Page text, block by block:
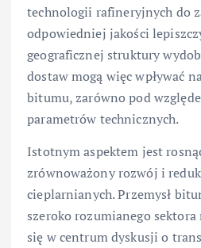
technologii rafineryjnych do
odpowiedniej jakości
geograficznej struktury
dostaw mogą więc wpływać
bitumu, zarówno pod
parametrów technicznych.
Istotnym aspektem jest
zrównoważony rozwój i
cieplarnianych. Przemysł
szeroko rozumianego
się w centrum dyskusji o